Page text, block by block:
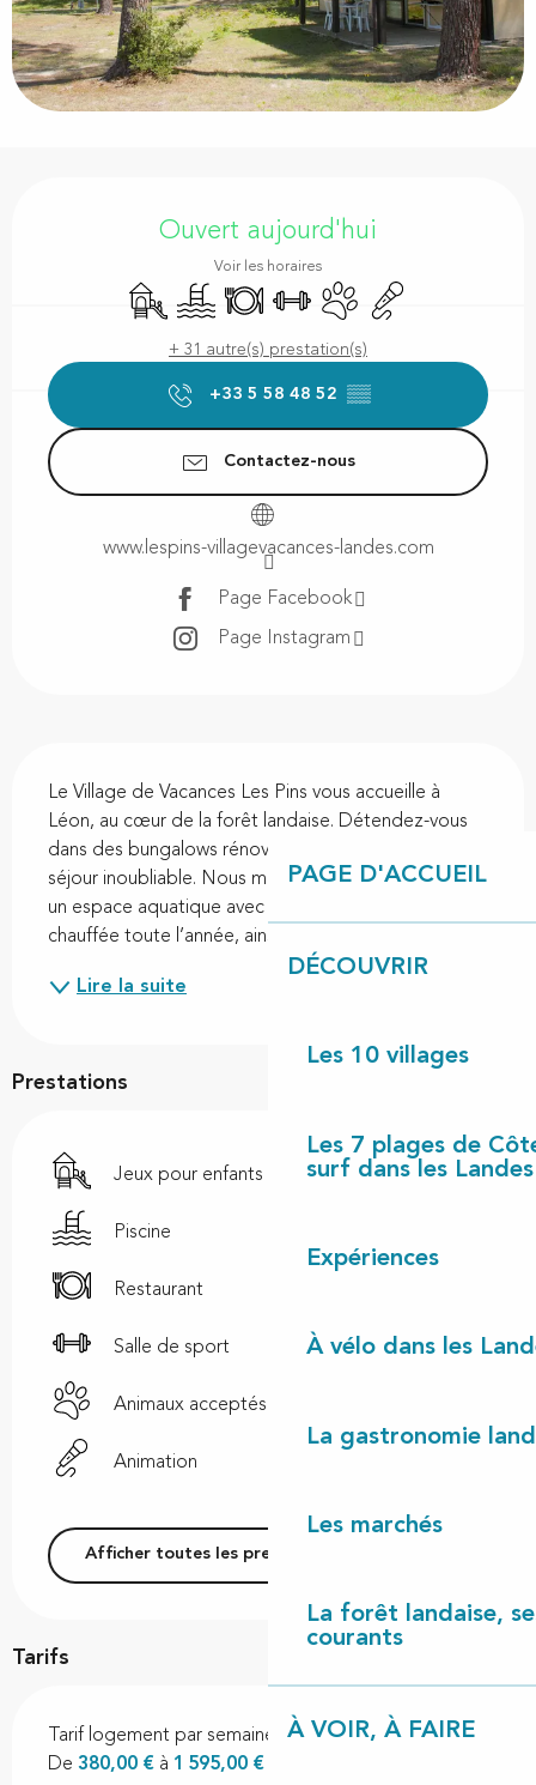
PAGE D'ACCUEIL
DÉCOUVRIR
Les 10 villages
Les 7 plages de
surf dans les Landes
Expériences
À vélo dans les
La gastronomie
Les marchés
La forêt landaise,
courants
À VOIR, À FAIRE
Ouvert aujourd'hui
Voir les horaires
Jeux pour enfants / Espace jeux
PiscineRestaurantSalle de sport
Animaux acceptés
Animation
+ 31 autre(s) prestation(s)
+33 5 58 48 52 ▒▒
Contactez-nous
www.lespins-villagevacances-landes.com
Page Facebook
Page Instagram
Le Village de Vacances Les Pins vous accueille à
Léon, au cœur de la forêt landaise. Détendez-vous
dans des bungalows rénovés et équipés, pour un
séjour inoubliable. Nous mettons à votre disposition
un espace aquatique avec piscine couverte et
chauffée toute l’année, ainsi qu’un ensemble...
Lire la suite
Prestations
Jeux pour enfants / Espace jeux
Piscine
Restaurant
Salle de sport
Animaux acceptés
Animation
Afficher toutes les prestations
Tarifs
Tarif logement par semaine
De 380,00 € à 1 595,00 €